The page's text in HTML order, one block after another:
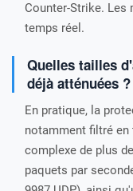
Counter-Strike.
temps réel.
Quelles tailles
déjà atténuées ?
En pratique, la
notamment filtré en
complexe de plus
paquets par